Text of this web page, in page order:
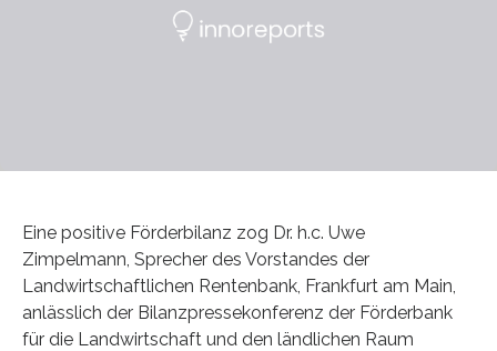
Eine positive Förderbilanz zog Dr. h.c. Uwe
Zimpelmann, Sprecher des Vorstandes der
Landwirtschaftlichen Rentenbank, Frankfurt am Main,
anlässlich der Bilanzpressekonferenz der Förderbank
für die Landwirtschaft und den ländlichen Raum